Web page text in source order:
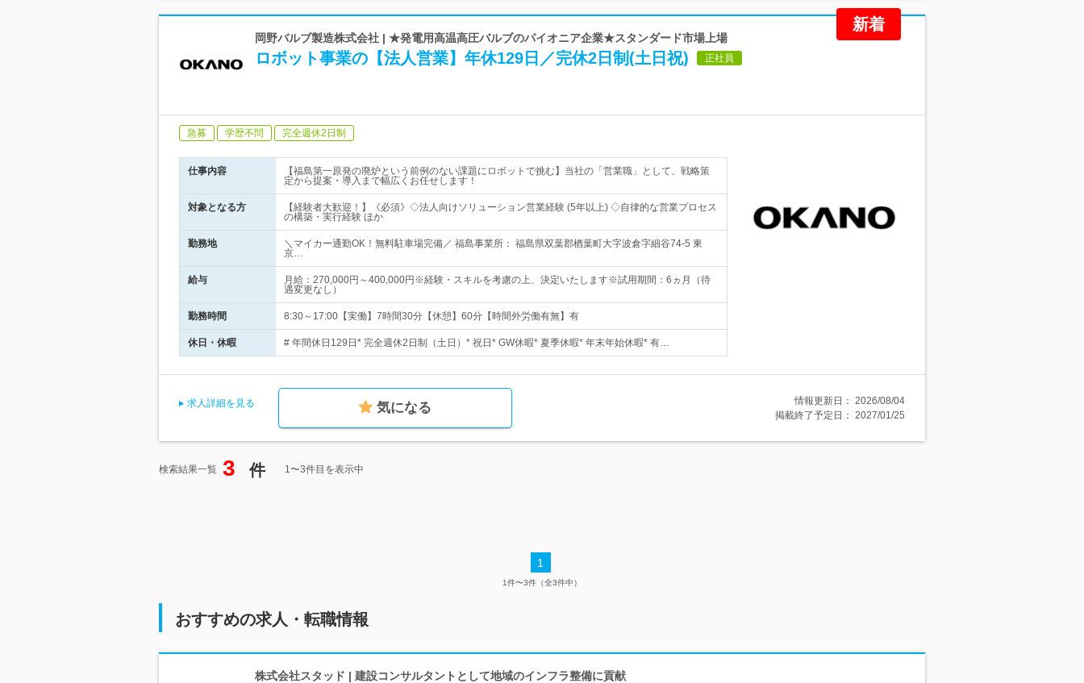
新着
岡野バルブ製造株式会社 | ★発電用高温高圧バルブのパイオニア企業★スタンダード市場上場
ロボット事業の【法人営業】年休129日／完休2日制(土日祝) 正社員
急募 学歴不問 完全週休2日制
仕事内容
【福島第一原発の廃炉という前例のない課題にロボットで挑む】当社の「営業職」として、戦略策
定から提案・導入まで幅広くお任せします！
対象となる方
【経験者大歓迎！】《必須》◇法人向けソリューション営業経験 (5年以上) ◇自律的な営業プロセス
の構築・実行経験 ほか
勤務地
＼マイカー通勤OK！無料駐車場完備／ 福島事業所： 福島県双葉郡楢葉町大字波倉字細谷74-5 東
京…
給与
月給：270,000円～400,000円※経験・スキルを考慮の上、決定いたします※試用期間：6ヵ月（待
遇変更なし）
勤務時間 8:30～17:00【実働】7時間30分【休憩】60分【時間外労働有無】有
休日・休暇 # 年間休日129日* 完全週休2日制（土日）* 祝日* GW休暇* 夏季休暇* 年末年始休暇* 有…
求人詳細を見る 気になる 情報更新日： 2026/08/04
掲載終了予定日： 2027/01/25
検索結果一覧 3 件 1〜3件目を表示中
1
1件〜3件（全3件中）
おすすめの求人・転職情報
株式会社スタッド | 建設コンサルタントとして地域のインフラ整備に貢献